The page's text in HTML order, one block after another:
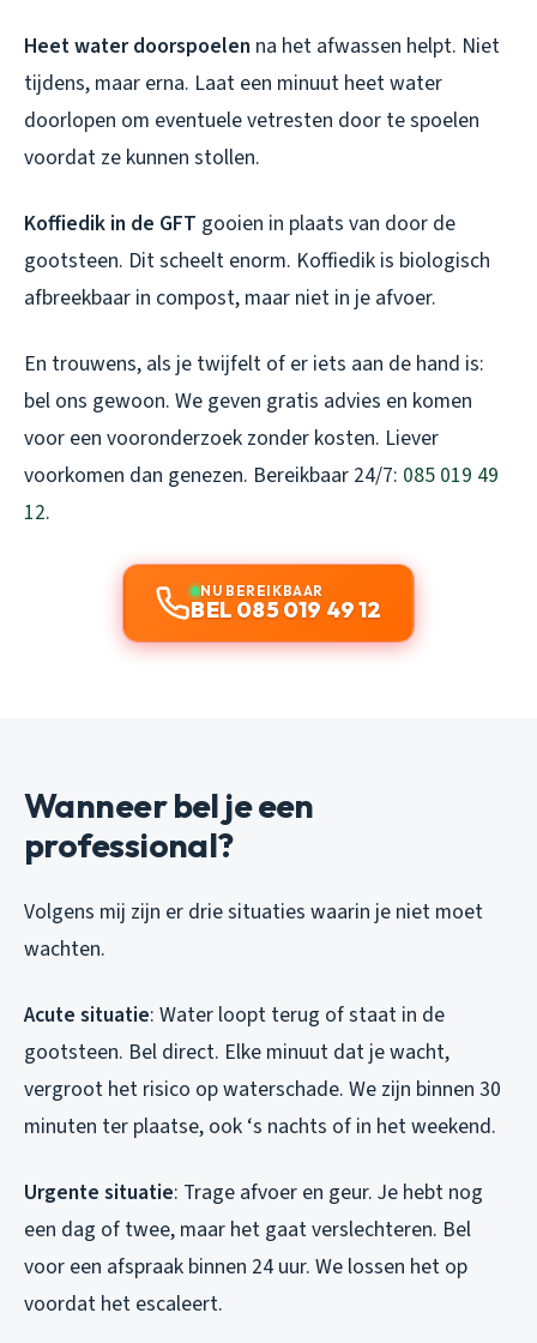
Heet water doorspoelen na het afwassen helpt. Niet
tijdens, maar erna. Laat een minuut heet water
doorlopen om eventuele vetresten door te spoelen
voordat ze kunnen stollen.
Koffiedik in de GFT gooien in plaats van door de
gootsteen. Dit scheelt enorm. Koffiedik is biologisch
afbreekbaar in compost, maar niet in je afvoer.
En trouwens, als je twijfelt of er iets aan de hand is:
bel ons gewoon. We geven gratis advies en komen
voor een vooronderzoek zonder kosten. Liever
voorkomen dan genezen. Bereikbaar 24/7: 085 019 49
12.
NU BEREIKBAAR
BEL 085 019 49 12
Wanneer bel je een
professional?
Volgens mij zijn er drie situaties waarin je niet moet
wachten.
Acute situatie: Water loopt terug of staat in de
gootsteen. Bel direct. Elke minuut dat je wacht,
vergroot het risico op waterschade. We zijn binnen 30
minuten ter plaatse, ook ‘s nachts of in het weekend.
Urgente situatie: Trage afvoer en geur. Je hebt nog
een dag of twee, maar het gaat verslechteren. Bel
voor een afspraak binnen 24 uur. We lossen het op
voordat het escaleert.